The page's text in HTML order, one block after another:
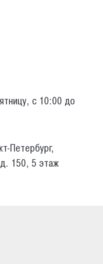
с 10:00 до
Петербург,
д. 150, 5 этаж